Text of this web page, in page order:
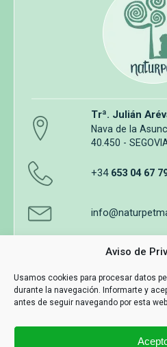
Aviso de
Usamos cookies para procesar datos
durante la navegación. Informarte y
antes de seguir navegando por esta
Trª. Julián
Nava de la
40.450 -
+34 653 04 67
Aviso legal Política de
Términos y